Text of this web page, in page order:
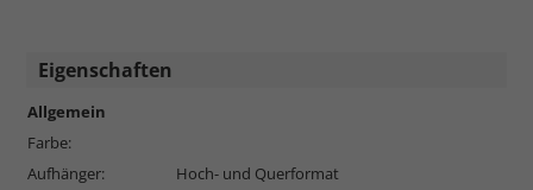
Eigenschaften
Allgemein
Farbe:
Aufhänger:
Hoch- und Querformat